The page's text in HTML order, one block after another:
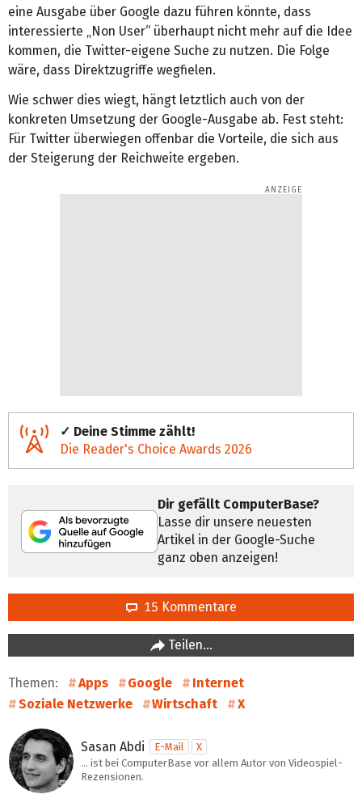
eine Ausgabe über Google dazu führen könnte, dass
interessierte „Non User“ überhaupt nicht mehr auf die Idee
kommen, die Twitter-eigene Suche zu nutzen. Die Folge
wäre, dass Direktzugriffe wegfielen.
Wie schwer dies wiegt, hängt letztlich auch von der
konkreten Umsetzung der Google-Ausgabe ab. Fest steht:
Für Twitter überwiegen offenbar die Vorteile, die sich aus
der Steigerung der Reichweite ergeben.
✓ Deine Stimme zählt!
Die Reader's Choice Awards 2026
Dir gefällt ComputerBase?
Lasse dir unsere neuesten
Artikel in der Google-Suche
ganz oben anzeigen!
15 Kommentare
Teilen…
Themen: Apps Google
Internet
Soziale Netzwerke
Wirtschaft X
Sasan Abdi E-Mail
X
… ist bei ComputerBase vor allem Autor von Videospiel-
Rezensionen.